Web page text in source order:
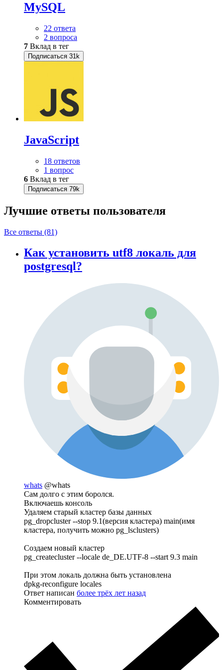
MySQL
22 ответа
2 вопроса
7 Вклад в тег
Подписаться 31k
JavaScript
18 ответов
1 вопрос
6 Вклад в тег
Подписаться 79k
Лучшие ответы пользователя
Все ответы (81)
Как установить utf8 локаль для
postgresql?
whats @whats
Сам долго с этим боролся.
Включаешь консоль
Удаляем старый кластер базы данных
pg_dropcluster --stop 9.1(версия кластера) main(имя
кластера, получить можно pg_lsclusters)
Создаем новый кластер
pg_createcluster --locale de_DE.UTF-8 --start 9.3 main
При этом локаль должна быть установлена
dpkg-reconfigure locales
Ответ написан более трёх лет назад
Комментировать